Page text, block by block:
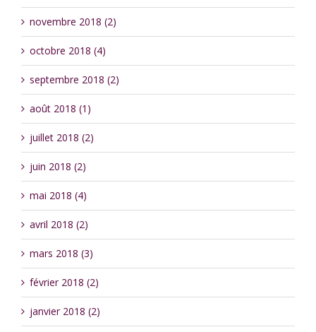
novembre 2018 (2)
octobre 2018 (4)
septembre 2018 (2)
août 2018 (1)
juillet 2018 (2)
juin 2018 (2)
mai 2018 (4)
avril 2018 (2)
mars 2018 (3)
février 2018 (2)
janvier 2018 (2)